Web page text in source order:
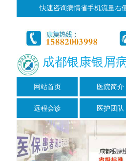
快速咨询病情省手机流量右
成都银康银屑
网站首页 医院简介
远程会诊 医护团队